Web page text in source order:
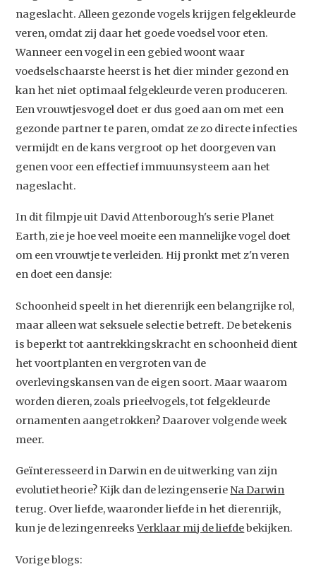
Studium Generale
Home
Agenda
Video
Artikelen
Contact
nageslacht. Alleen gezonde vogels krijgen felgekleurde
veren, omdat zij daar het goede voedsel voor eten.
Wanneer een vogel in een gebied woont waar
voedselschaarste heerst is het dier minder gezond en
kan het niet optimaal felgekleurde veren produceren.
Een vrouwtjesvogel doet er dus goed aan om met een
gezonde partner te paren, omdat ze zo directe infecties
vermijdt en de kans vergroot op het doorgeven van
genen voor een effectief immuunsysteem aan het
nageslacht.
In dit filmpje uit David Attenborough's serie Planet
Earth, zie je hoe veel moeite een mannelijke vogel doet
om een vrouwtje te verleiden. Hij pronkt met z'n veren
en doet een dansje:
Schoonheid speelt in het dierenrijk een belangrijke rol,
maar alleen wat seksuele selectie betreft. De betekenis
is beperkt tot aantrekkingskracht en schoonheid dient
het voortplanten en vergroten van de
overlevingskansen van de eigen soort. Maar waarom
worden dieren, zoals prieelvogels, tot felgekleurde
ornamenten aangetrokken? Daarover volgende week
meer.
Geïnteresseerd in Darwin en de uitwerking van zijn
evolutietheorie? Kijk dan de lezingenserie Na Darwin
terug. Over liefde, waaronder liefde in het dierenrijk,
kun je de lezingenreeksVerklaar mij de liefdebekijken.
Vorige blogs: